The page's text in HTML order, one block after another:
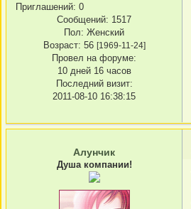
Приглашений: 0
Сообщений: 1517
Пол: Женский
Возраст: 56 [1969-11-24]
Провел на форуме:
10 дней 16 часов
Последний визит:
2011-08-10 16:38:15
Алунчик
Душа компании!